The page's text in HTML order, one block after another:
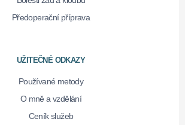
Předoperační příprava
UŽITEČNÉ ODKAZY
Používané metody
O mně a vzdělání
Ceník služeb